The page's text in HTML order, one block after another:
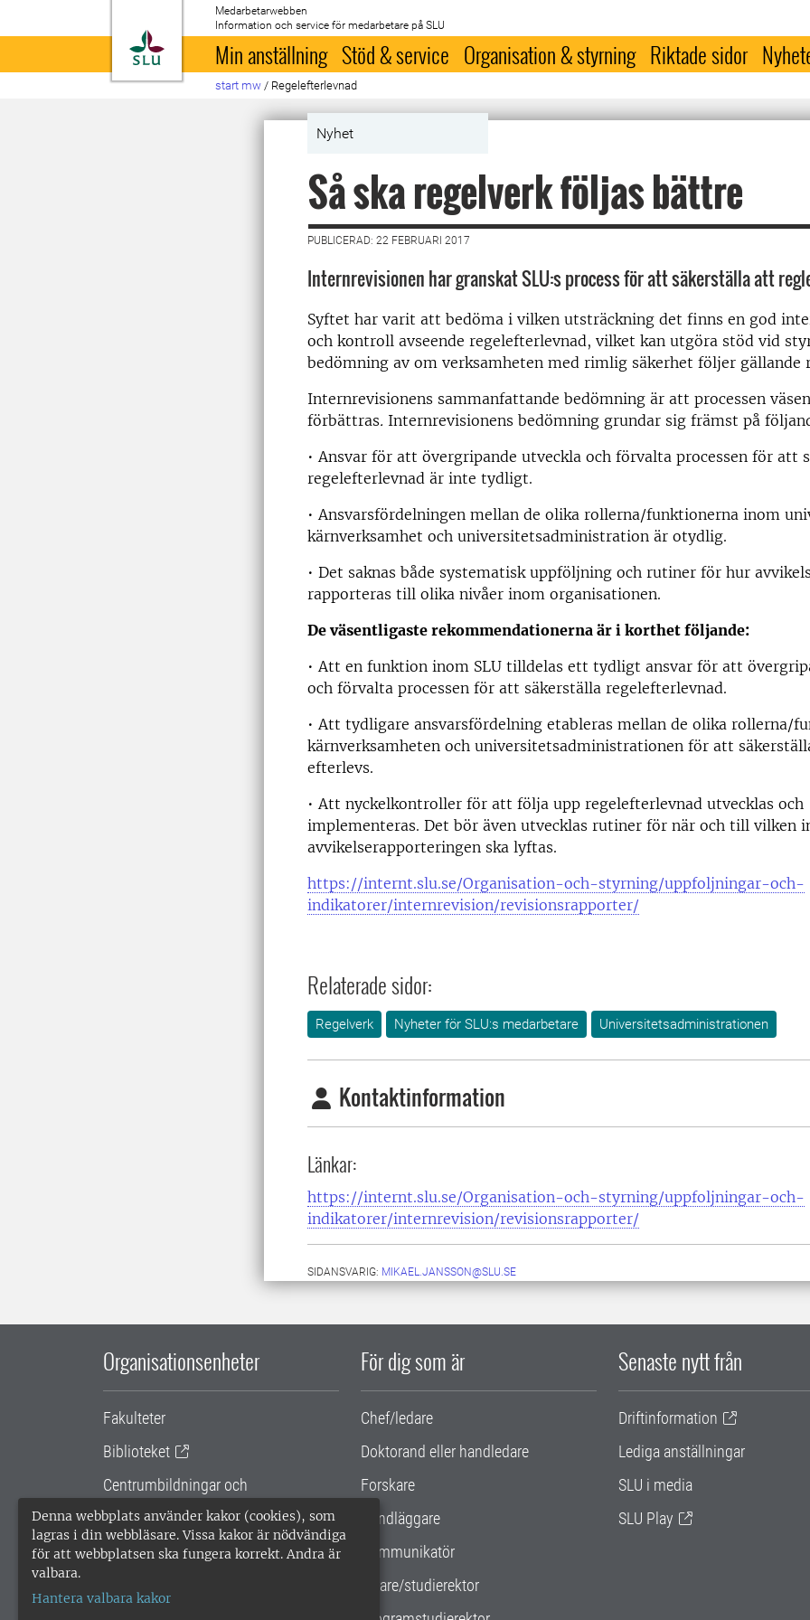
Denna webbplats använder kakor (cookies), som
lagras i din webbläsare. Vissa kakor är nödvändiga
för att webbplatsen ska fungera korrekt. Andra är
valbara.
Hantera valbara kakor
Till startsida
Medarbetarwebben
Information och service för medarbetare på SLU
Min anställning Stöd & service Organisation & styrning Riktade sidor
start mw / Regelefterlevnad
Nyhet
Så ska regelverk följas bättre
PUBLICERAD: 22 FEBRUARI 2017
Internrevisionen har granskat SLU:s process för att säkerställa att
Syftet har varit att bedöma i vilken utsträckning det finns en god
och kontroll avseende regelefterlevnad, vilket kan utgöra stöd vid
bedömning av om verksamheten med rimlig säkerhet följer gällande
Internrevisionens sammanfattande bedömning är att processen
förbättras. Internrevisionens bedömning grundar sig främst på
• Ansvar för att övergripande utveckla och förvalta processen för att
regelefterlevnad är inte tydligt.
• Ansvarsfördelningen mellan de olika rollerna/funktionerna inom
kärnverksamhet och universitetsadministration är otydlig.
• Det saknas både systematisk uppföljning och rutiner för hur
rapporteras till olika nivåer inom organisationen.
De väsentligaste rekommendationerna är i korthet följande:
• Att en funktion inom SLU tilldelas ett tydligt ansvar för att
och förvalta processen för att säkerställa regelefterlevnad.
• Att tydligare ansvarsfördelning etableras mellan de olika rollerna/
kärnverksamheten och universitetsadministrationen för att
efterlevs.
• Att nyckelkontroller för att följa upp regelefterlevnad utvecklas och
implementeras. Det bör även utvecklas rutiner för när och till vilken
avvikelserapporteringen ska lyftas.
https://internt.slu.se/Organisation-och-styrning/uppfoljningar-och-
indikatorer/internrevision/revisionsrapporter/
Relaterade sidor:
Regelverk Nyheter för SLU:s medarbetare Universitetsadministrationen
Kontaktinformation
Länkar:
https://internt.slu.se/Organisation-och-styrning/uppfoljningar-och-
indikatorer/internrevision/revisionsrapporter/
SIDANSVARIG: MIKAEL.JANSSON@SLU.SE
Organisationsenheter
Fakulteter
Biblioteket
Centrumbildningar och
samarbetsprojekt
Gemensamma verksamhetsstödet
För dig som är
Chef/ledare
Doktorand eller handledare
Forskare
Handläggare
Kommunikatör
Lärare/studierektor
Senaste nytt från
Driftinformation
Lediga anställningar
SLU i media
SLU Play